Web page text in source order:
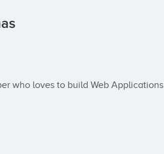
who loves to build Web Applications